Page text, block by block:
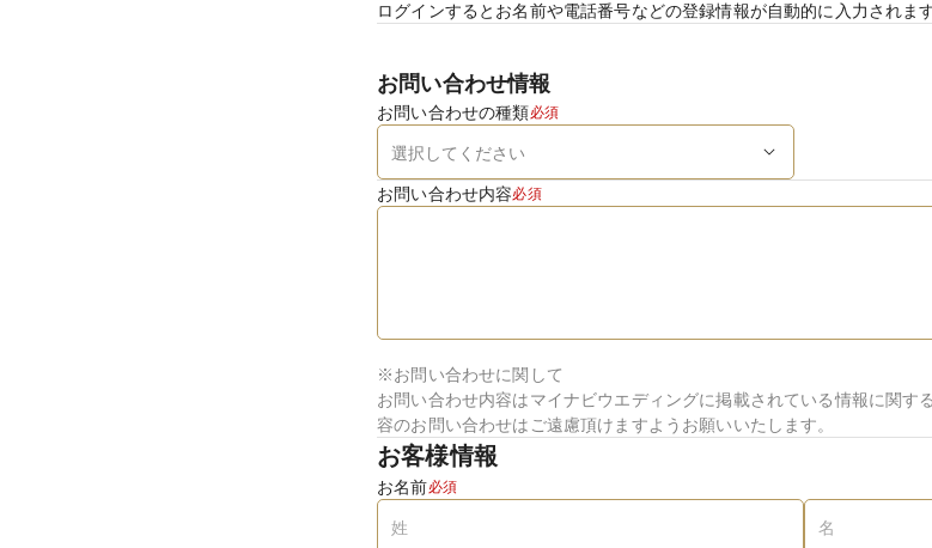
ログインするとお名前や電話番号などの登録情報が自動的に入力されます
お問い合わせ情報
お問い合わせの種類必須
お問い合わせ内容必須
※お問い合わせに関して
お問い合わせ内容はマイナビウエディングに掲載されている情報に関す
容のお問い合わせはご遠慮頂けますようお願いいたします。
お客様情報
お名前必須